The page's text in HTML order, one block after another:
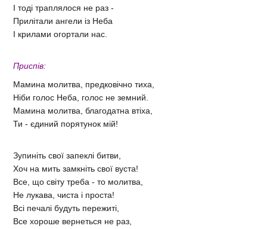
І тоді траплялося не раз -
Прилітали ангели із Неба
І крилами огортали нас.
Приспів:
Мамина молитва, предковічно тиха,
Ніби голос Неба, голос не земний.
Мамина молитва, благодатна втіха,
Ти - єдиний порятунок мій!
Зупиніть свої запеклі битви,
Хоч на мить замкніть свої вуста!
Все, що світу треба - то молитва,
Не лукава, чиста і проста!
Всі печалі будуть пережиті,
Все хороше вернеться не раз,